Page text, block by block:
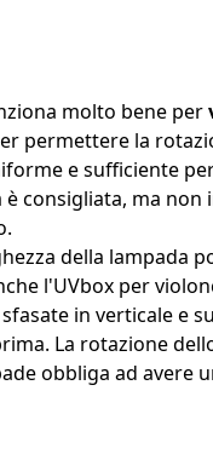
molto bene per
permettere la
e sufficiente
consigliata, ma non
della lampada
l'UVbox per
in verticale e
La rotazione
obbliga ad avere